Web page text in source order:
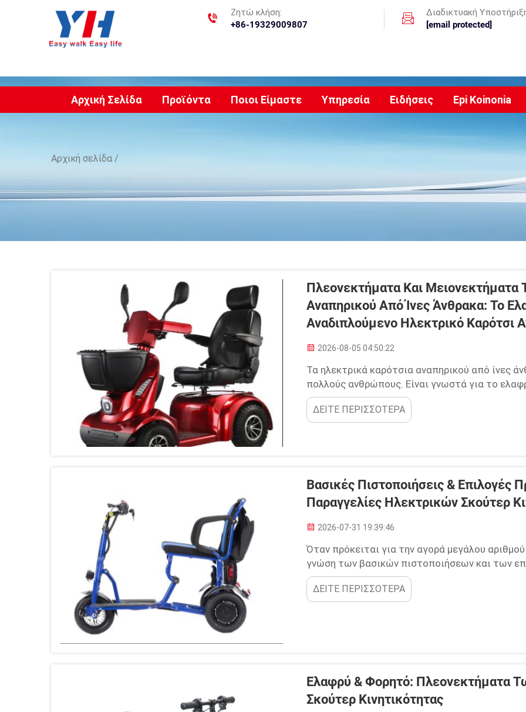
Ζητώ κλήση:
+86-19329009807
Διαδικτυακή
[email protected]
Αρχική Σελίδα Προϊόντα Ποιοι Είμαστε Υπηρεσία Ειδήσεις Epi Koinonia
Αρχική σελίδα /
Πλεονεκτήματα Και Μειονεκτήματα
Αναπηρικού Από Ίνες Άνθρακα: Το
Αναδιπλούμενο Ηλεκτρικό Καρότσι
2026-08-05 04:50:22
Τα ηλεκτρικά καρότσια αναπηρικού από ίνες
πολλούς ανθρώπους. Είναι γνωστά για το
αναδιπλώνονται, κάνοντάς τα εξαιρετική
κινητικότητα. Η Youhuan προσφέρει υψηλής
από ίνες άνθρακα...
ΔΕΙΤΕ ΠΕΡΙΣΣΟΤΕΡΑ
Βασικές Πιστοποιήσεις & Επιλογές
Παραγγελίες Ηλεκτρικών Σκούτερ
2026-07-31 19:39:46
Όταν πρόκειται για την αγορά μεγάλου
γνώση των βασικών πιστοποιήσεων και των
σημαντική. Η Youhuan είναι εδώ για να σας
λεπτομέρειες. Εάν χρειάζεστε σκούτερ για
χρήση...
ΔΕΙΤΕ ΠΕΡΙΣΣΟΤΕΡΑ
Ελαφρύ & Φορητό: Πλεονεκτήματα
Σκούτερ Κινητικότητας